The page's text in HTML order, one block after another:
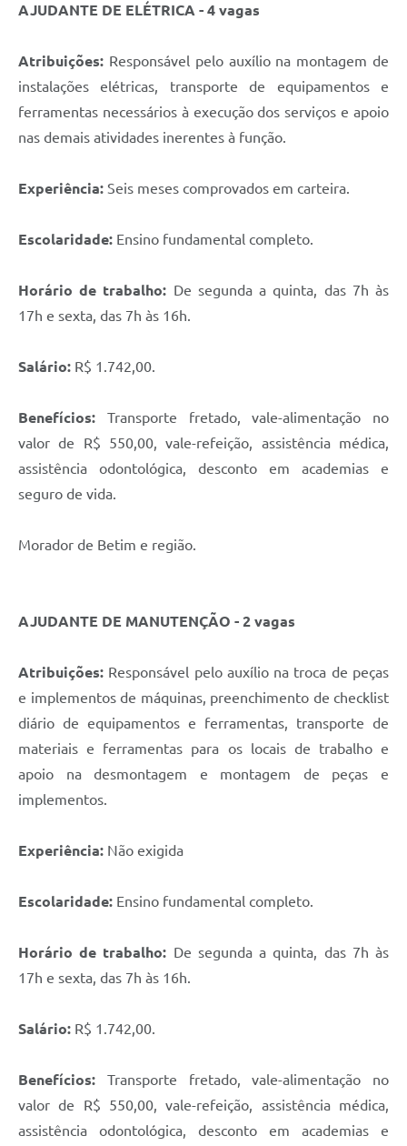
AJUDANTE DE ELÉTRICA - 4 vagas
Atribuições: Responsável pelo auxílio na montagem de
instalações elétricas, transporte de equipamentos e
ferramentas necessários à execução dos serviços e apoio
nas demais atividades inerentes à função.
Experiência: Seis meses comprovados em carteira.
Escolaridade: Ensino fundamental completo.
Horário de trabalho: De segunda a quinta, das 7h às
17h e sexta, das 7h às 16h.
Salário: R$ 1.742,00.
Benefícios: Transporte fretado, vale-alimentação no
valor de R$ 550,00, vale-refeição, assistência médica,
assistência odontológica, desconto em academias e
seguro de vida.
Morador de Betim e região.
AJUDANTE DE MANUTENÇÃO - 2 vagas
Atribuições: Responsável pelo auxílio na troca de peças
e implementos de máquinas, preenchimento de checklist
diário de equipamentos e ferramentas, transporte de
materiais e ferramentas para os locais de trabalho e
apoio na desmontagem e montagem de peças e
implementos.
Experiência: Não exigida
Escolaridade: Ensino fundamental completo.
Horário de trabalho: De segunda a quinta, das 7h às
17h e sexta, das 7h às 16h.
Salário: R$ 1.742,00.
Benefícios: Transporte fretado, vale-alimentação no
valor de R$ 550,00, vale-refeição, assistência médica,
assistência odontológica, desconto em academias e